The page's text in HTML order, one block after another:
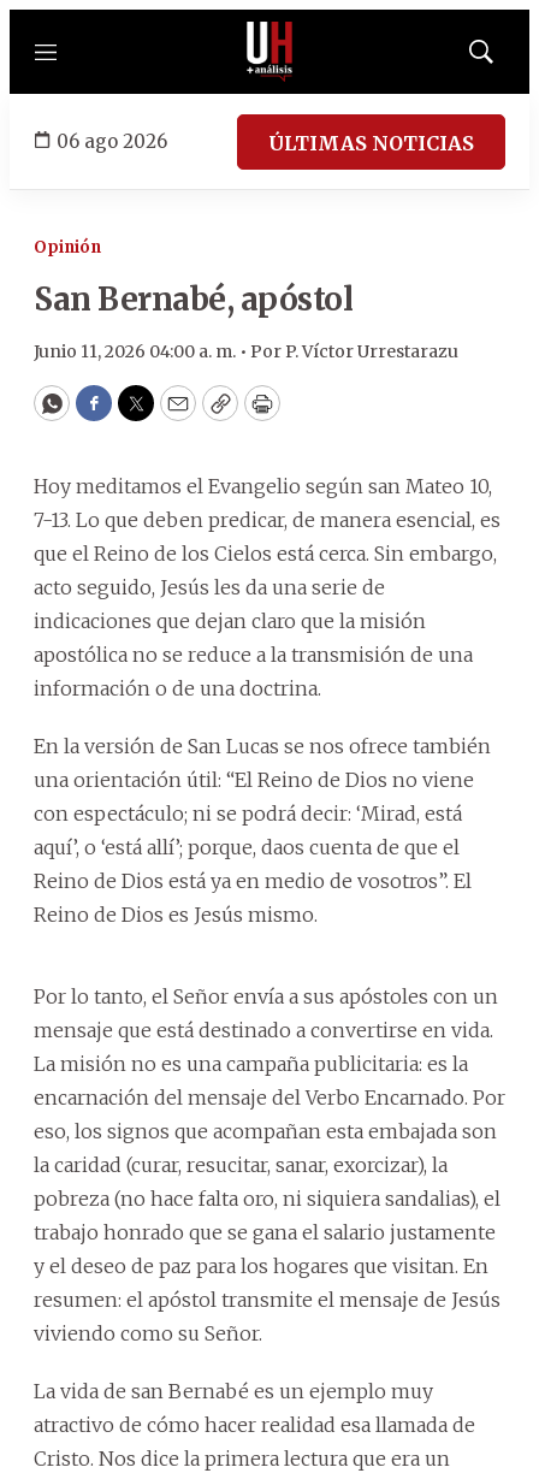
Menú
Mostrar
06 ago 2026 ÚLTIMAS NOTICIAS
Opinión
San Bernabé, apóstol
Junio 11, 2026 04:00 a. m. • PorP. Víctor Urrestarazu
WhatsApp
Facebook
Twitter
EmailCopyPrint
Hoy meditamos el Evangelio según san Mateo 10,
7-13. Lo que deben predicar, de manera esencial, es
que el Reino de los Cielos está cerca. Sin embargo,
acto seguido, Jesús les da una serie de
indicaciones que dejan claro que la misión
apostólica no se reduce a la transmisión de una
información o de una doctrina.
En la versión de San Lucas se nos ofrece también
una orientación útil: “El Reino de Dios no viene
con espectáculo; ni se podrá decir: ‘Mirad, está
aquí’, o ‘está allí’; porque, daos cuenta de que el
Reino de Dios está ya en medio de vosotros”. El
Reino de Dios es Jesús mismo.
Por lo tanto, el Señor envía a sus apóstoles con un
mensaje que está destinado a convertirse en vida.
La misión no es una campaña publicitaria: es la
encarnación del mensaje del Verbo Encarnado. Por
eso, los signos que acompañan esta embajada son
la caridad (curar, resucitar, sanar, exorcizar), la
pobreza (no hace falta oro, ni siquiera sandalias), el
trabajo honrado que se gana el salario justamente
y el deseo de paz para los hogares que visitan. En
resumen: el apóstol transmite el mensaje de Jesús
viviendo como su Señor.
La vida de san Bernabé es un ejemplo muy
atractivo de cómo hacer realidad esa llamada de
Cristo. Nos dice la primera lectura que era un